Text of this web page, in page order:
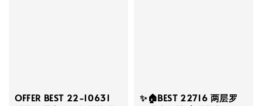
OFFER BEST 22-10631
✨🏠BEST 22716 两层罗